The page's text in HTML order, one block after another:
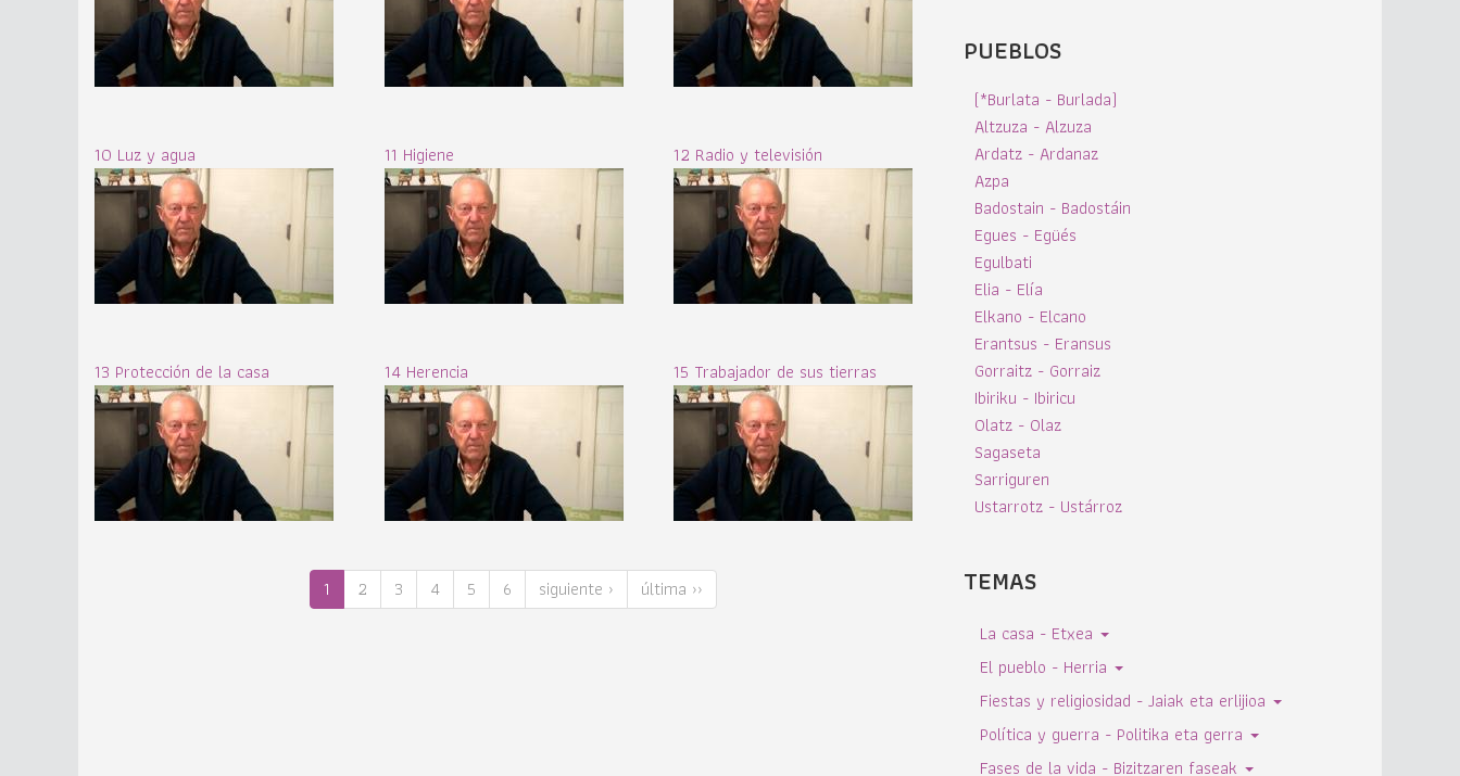
10 Luz y agua 11 Higiene 12 Radio y televisión
13 Protección de la casa 14 Herencia 15 Trabajador de sus tierras
1 2 3 4 5 6 siguiente › última ››
PUEBLOS
(*Burlata - Burlada)
Altzuza - Alzuza
Ardatz - Ardanaz
Azpa
Badostain - Badostáin
Egues - Egüés
Egulbati
Elia - Elía
Elkano - Elcano
Erantsus - Eransus
Gorraitz - Gorraiz
Ibiriku - Ibiricu
Olatz - Olaz
Sagaseta
Sarriguren
Ustarrotz - Ustárroz
TEMAS
La casa - Etxea
El pueblo - Herria
Fiestas y religiosidad - Jaiak eta erlijioa
Política y guerra - Politika eta gerra
Fases de la vida - Bizitzaren faseak